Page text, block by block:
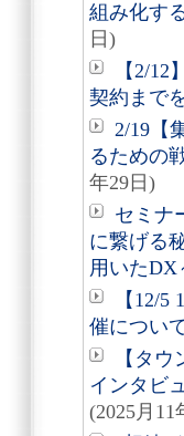
組み化す
日)
【2/
契約まで
2/19【
るための
年29日)
セミナ
に繋げる
用いたDX
【12/
催につい
【タ
インタビ
(2025月11